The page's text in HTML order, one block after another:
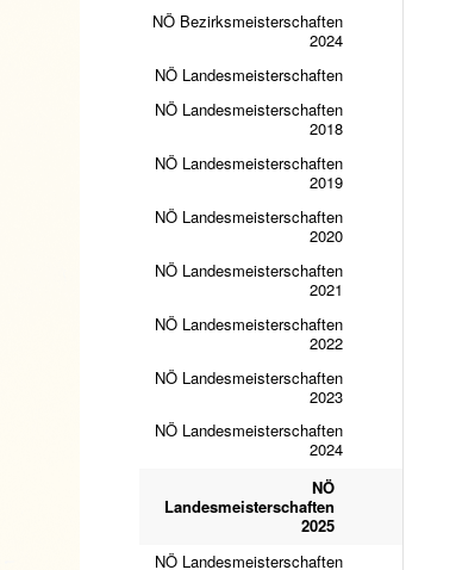
NÖ Bezirksmeisterschaften
2024
NÖ Landesmeisterschaften
NÖ Landesmeisterschaften
2018
NÖ Landesmeisterschaften
2019
NÖ Landesmeisterschaften
2020
NÖ Landesmeisterschaften
2021
NÖ Landesmeisterschaften
2022
NÖ Landesmeisterschaften
2023
NÖ Landesmeisterschaften
2024
NÖ
Landesmeisterschaften
2025
NÖ Landesmeisterschaften